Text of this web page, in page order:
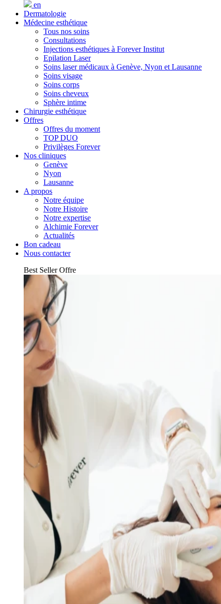
en
Dermatologie
Médecine esthétique
Tous nos soins
Consultations
Injections esthétiques à Forever Institut
Epilation Laser
Soins laser médicaux à Genève, Nyon et Lausanne
Soins visage
Soins corps
Soins cheveux
Sphère intime
Chirurgie esthétique
Offres
Offres du moment
TOP DUO
Privilèges Forever
Nos cliniques
Genève
Nyon
Lausanne
A propos
Notre équipe
Notre Histoire
Notre expertise
Alchimie Forever
Actualités
Bon cadeau
Nous contacter
Best Seller Offre